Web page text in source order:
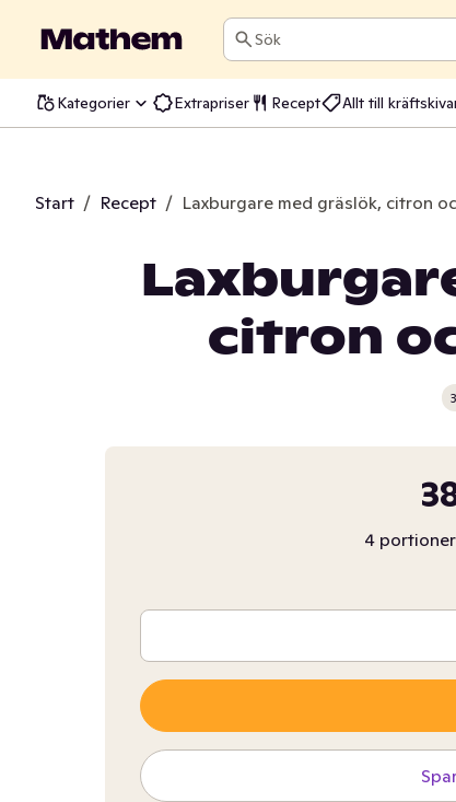
Sök
Kategorier Extrapriser Recept Allt till
Start / Recept / Laxburgare med gräslök, citron
citron
4 portioner